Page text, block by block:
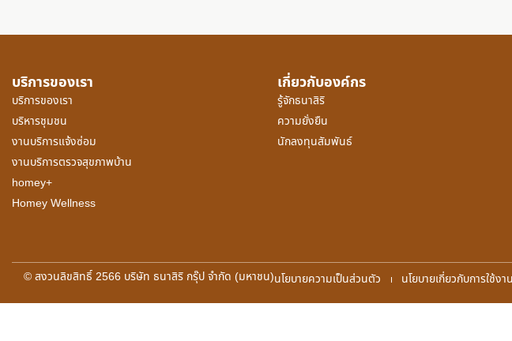
บริการของเรา
บริการของเรา
บริหารชุมชน
งานบริการแจ้งซ่อม
งานบริการตรวจสุขภาพบ้าน
homey+
Homey Wellness
เกี่ยวกับองค์กร
รู้จักธนาสิริ
ความยั่งยืน
นักลงทุนสัมพันธ์
© สงวนลิขสิทธิ์ 2566 บริษัท ธนาสิริ กรุ๊ป จำกัด (มหาชน)นโยบายความเป็นส่วนตัว นโยบายเกี่ยวกับการใช้ง